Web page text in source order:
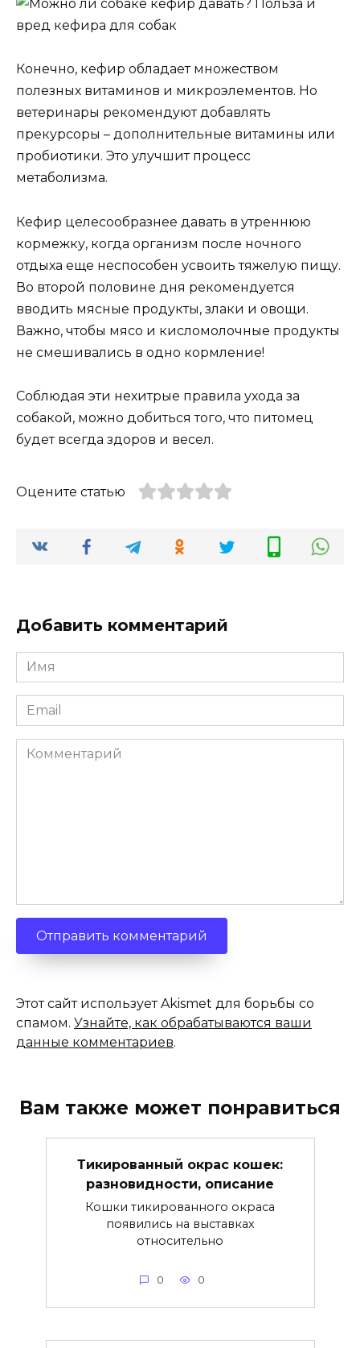
Конечно, кефир обладает множеством
полезных витаминов и микроэлементов. Но
ветеринары рекомендуют добавлять
прекурсоры – дополнительные витамины или
пробиотики. Это улучшит процесс
метаболизма.
Кефир целесообразнее давать в утреннюю
кормежку, когда организм после ночного
отдыха еще неспособен усвоить тяжелую пищу.
Во второй половине дня рекомендуется
вводить мясные продукты, злаки и овощи.
Важно, чтобы мясо и кисломолочные продукты
не смешивались в одно кормление!
Соблюдая эти нехитрые правила ухода за
собакой, можно добиться того, что питомец
будет всегда здоров и весел.
Оцените статью
Добавить комментарий
Имя
*
Email
*
Комментарий
Этот сайт использует Akismet для борьбы со
спамом. Узнайте, как обрабатываются ваши
данные комментариев.
Вам также может понравиться
Тикированный окрас кошек:
разновидности, описание
Кошки тикированного окраса
появились на выставках
относительно
0 0